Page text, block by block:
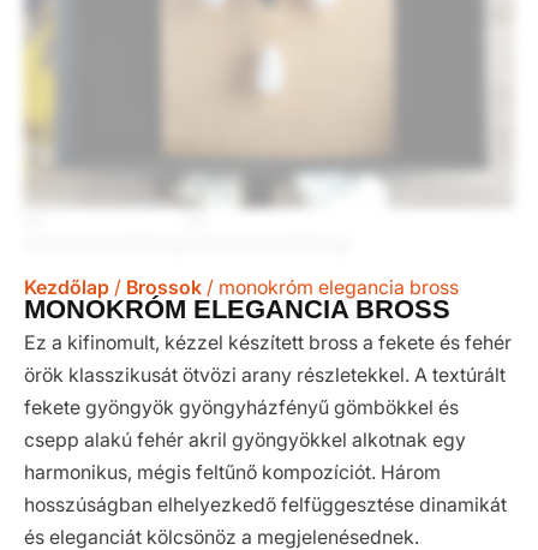
Kezdőlap / Brossok / monokróm elegancia bross
MONOKRÓM ELEGANCIA BROSS
Ez a kifinomult, kézzel készített bross a fekete és fehér
örök klasszikusát ötvözi arany részletekkel. A textúrált
fekete gyöngyök gyöngyházfényű gömbökkel és
csepp alakú fehér akril gyöngyökkel alkotnak egy
harmonikus, mégis feltűnő kompozíciót. Három
hosszúságban elhelyezkedő felfüggesztése dinamikát
és eleganciát kölcsönöz a megjelenésednek.